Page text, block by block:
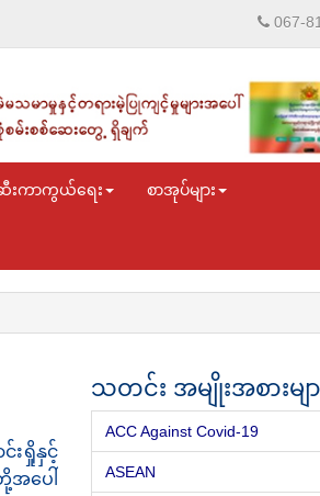
067-
းကာကွယ်ရေး စာအုပ်များ
ရှိုနှင့်
အပေါ်
သတင်း အမျိုးအစားမျာ
ACC Against Covid-19
ASEAN